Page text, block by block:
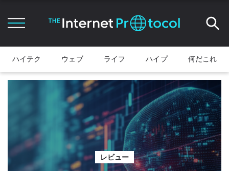
ハイテク ウェブ ライフ ハイプ 何だこれ
レビュー